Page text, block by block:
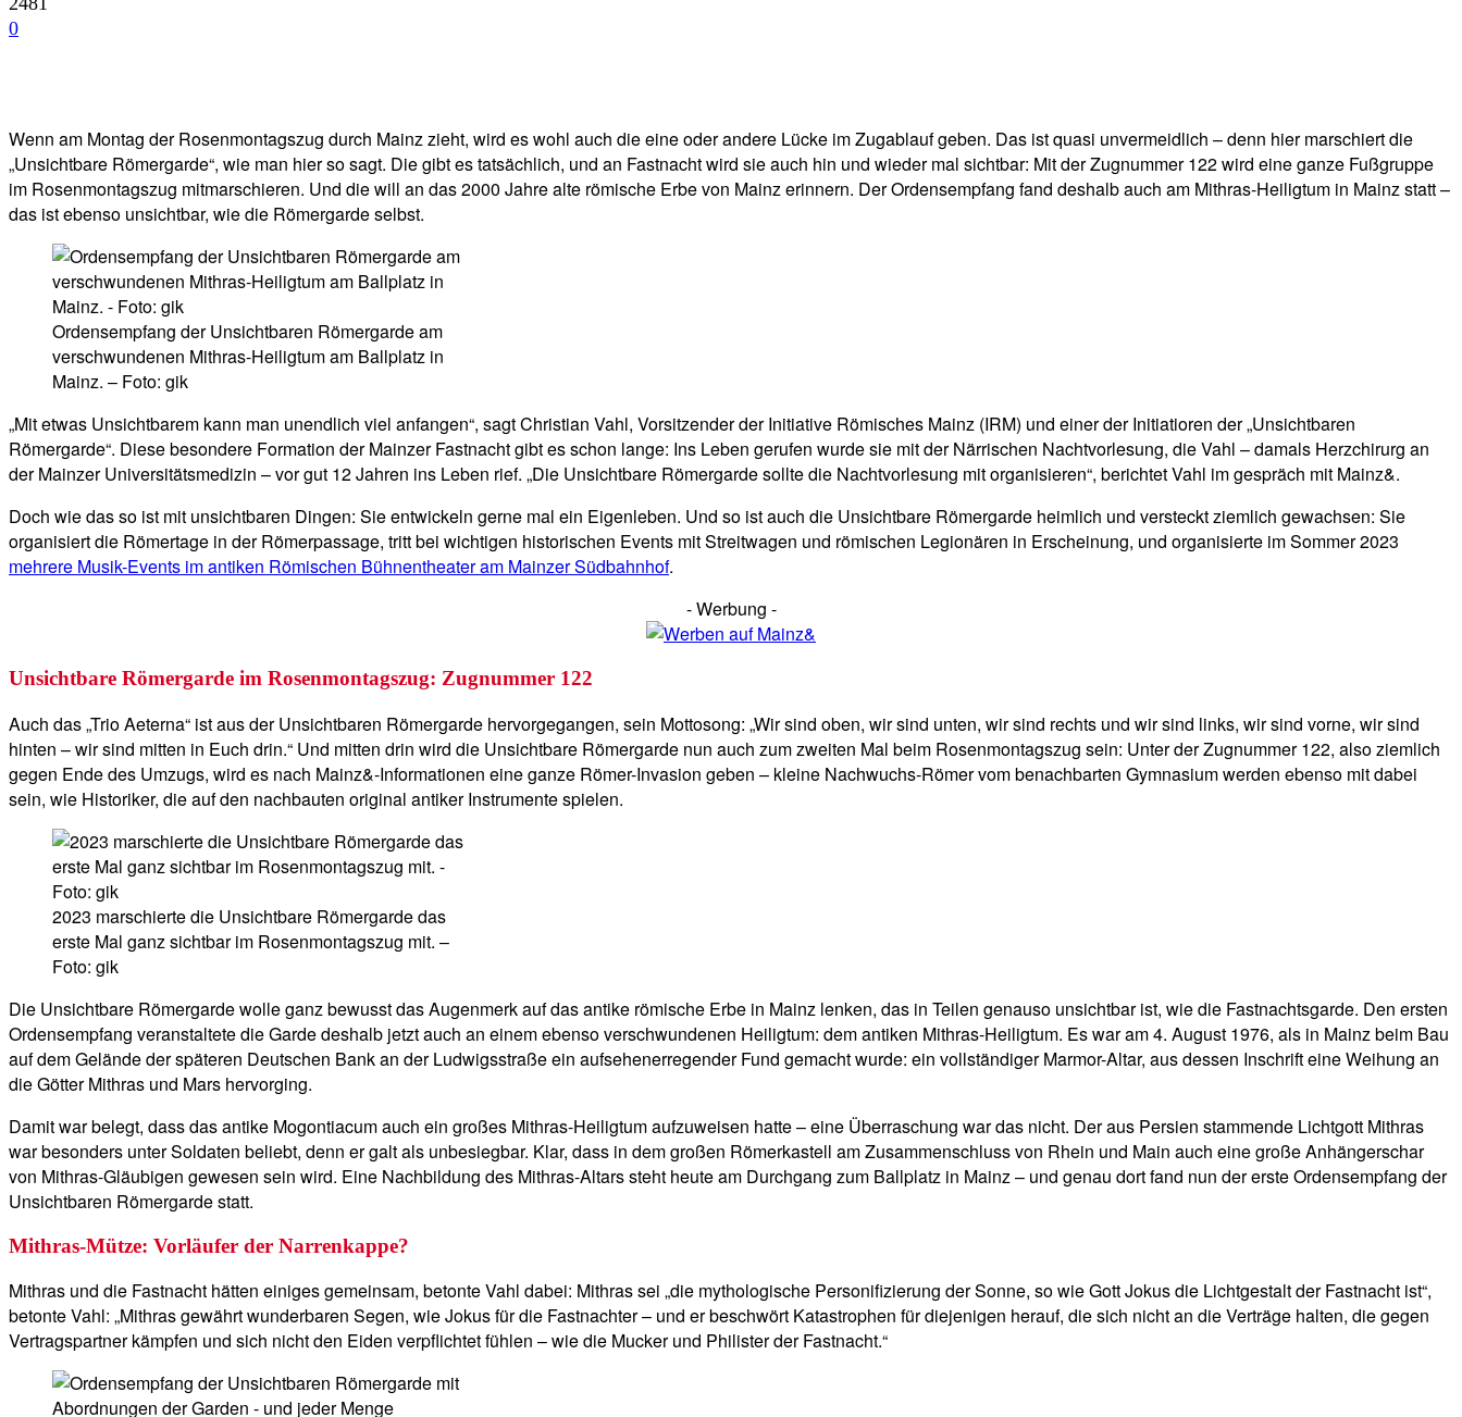
0
Wenn am Montag der Rosenmontagszug durch Mainz zieht, wird es wohl auch die eine oder andere Lücke im Zugablauf geben. Das ist quasi unvermeidlich – denn hier marschiert die
„Unsichtbare Römergarde“, wie man hier so sagt. Die gibt es tatsächlich, und an Fastnacht wird sie auch hin und wieder mal sichtbar: Mit der Zugnummer 122 wird eine ganze Fußgruppe
im Rosenmontagszug mitmarschieren. Und die will an das 2000 Jahre alte römische Erbe von Mainz erinnern. Der Ordensempfang fand deshalb auch am Mithras-Heiligtum in Mainz statt –
das ist ebenso unsichtbar, wie die Römergarde selbst.
Ordensempfang der Unsichtbaren Römergarde am
verschwundenen Mithras-Heiligtum am Ballplatz in
Mainz. – Foto: gik
„Mit etwas Unsichtbarem kann man unendlich viel anfangen“, sagt Christian Vahl, Vorsitzender der Initiative Römisches Mainz (IRM) und einer der Initiatioren der „Unsichtbaren
Römergarde“. Diese besondere Formation der Mainzer Fastnacht gibt es schon lange: Ins Leben gerufen wurde sie mit der Närrischen Nachtvorlesung, die Vahl – damals Herzchirurg an
der Mainzer Universitätsmedizin – vor gut 12 Jahren ins Leben rief. „Die Unsichtbare Römergarde sollte die Nachtvorlesung mit organisieren“, berichtet Vahl im gespräch mit Mainz&.
Doch wie das so ist mit unsichtbaren Dingen: Sie entwickeln gerne mal ein Eigenleben. Und so ist auch die Unsichtbare Römergarde heimlich und versteckt ziemlich gewachsen: Sie
organisiert die Römertage in der Römerpassage, tritt bei wichtigen historischen Events mit Streitwagen und römischen Legionären in Erscheinung, und organisierte im Sommer 2023
mehrere Musik-Events im antiken Römischen Bühnentheater am Mainzer Südbahnhof.
- Werbung -
Unsichtbare Römergarde im Rosenmontagszug: Zugnummer 122
Auch das „Trio Aeterna“ ist aus der Unsichtbaren Römergarde hervorgegangen, sein Mottosong: „Wir sind oben, wir sind unten, wir sind rechts und wir sind links, wir sind vorne, wir sind
hinten – wir sind mitten in Euch drin.“ Und mitten drin wird die Unsichtbare Römergarde nun auch zum zweiten Mal beim Rosenmontagszug sein: Unter der Zugnummer 122, also ziemlich
gegen Ende des Umzugs, wird es nach Mainz&-Informationen eine ganze Römer-Invasion geben – kleine Nachwuchs-Römer vom benachbarten Gymnasium werden ebenso mit dabei
sein, wie Historiker, die auf den nachbauten original antiker Instrumente spielen.
2023 marschierte die Unsichtbare Römergarde das
erste Mal ganz sichtbar im Rosenmontagszug mit. –
Foto: gik
Die Unsichtbare Römergarde wolle ganz bewusst das Augenmerk auf das antike römische Erbe in Mainz lenken, das in Teilen genauso unsichtbar ist, wie die Fastnachtsgarde. Den ersten
Ordensempfang veranstaltete die Garde deshalb jetzt auch an einem ebenso verschwundenen Heiligtum: dem antiken Mithras-Heiligtum. Es war am 4. August 1976, als in Mainz beim Bau
auf dem Gelände der späteren Deutschen Bank an der Ludwigsstraße ein aufsehenerregender Fund gemacht wurde: ein vollständiger Marmor-Altar, aus dessen Inschrift eine Weihung an
die Götter Mithras und Mars hervorging.
Damit war belegt, dass das antike Mogontiacum auch ein großes Mithras-Heiligtum aufzuweisen hatte – eine Überraschung war das nicht. Der aus Persien stammende Lichtgott Mithras
war besonders unter Soldaten beliebt, denn er galt als unbesiegbar. Klar, dass in dem großen Römerkastell am Zusammenschluss von Rhein und Main auch eine große Anhängerschar
von Mithras-Gläubigen gewesen sein wird. Eine Nachbildung des Mithras-Altars steht heute am Durchgang zum Ballplatz in Mainz – und genau dort fand nun der erste Ordensempfang der
Unsichtbaren Römergarde statt.
Mithras-Mütze: Vorläufer der Narrenkappe?
Mithras und die Fastnacht hätten einiges gemeinsam, betonte Vahl dabei: Mithras sei „die mythologische Personifizierung der Sonne, so wie Gott Jokus die Lichtgestalt der Fastnacht ist“,
betonte Vahl: „Mithras gewährt wunderbaren Segen, wie Jokus für die Fastnachter – und er beschwört Katastrophen für diejenigen herauf, die sich nicht an die Verträge halten, die gegen
Vertragspartner kämpfen und sich nicht den Eiden verpflichtet fühlen – wie die Mucker und Philister der Fastnacht.“